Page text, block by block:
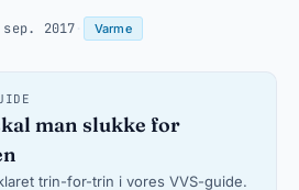
2017 Varme
man slukke for
trin-for-trin i vores VVS-guide.